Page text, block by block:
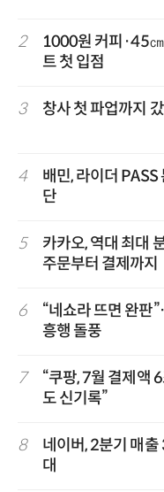
2
1000원 커피·45
트 첫 입점
3 창사 첫 파업까지
4
배민, 라이더
단
5
카카오, 역대 최대
주문부터 결제까지
6
“네쇼라 뜨면 완판
흥행 돌풍
7
“쿠팡, 7월 결제액
도 신기록”
8
네이버, 2분기 매
대